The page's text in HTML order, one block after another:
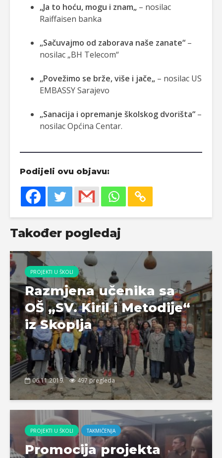
„Ja to hoću, mogu i znam„ – nosilac
Raiffaisen banka
„Sačuvajmo od zaborava naše zanate“ –
nosilac „BH Telecom“
„Povežimo se brže, više i jače„ – nosilac US
EMBASSY Sarajevo
„Sanacija i opremanje školskog dvorišta“ –
nosilac Općina Centar.
Podijeli ovu objavu:
Također pogledaj
PROJEKTI U ŠKOLI
Razmjena učenika sa
OŠ „SV. Kiril i Metodije“
iz Skoplja
06.11.2019. 497 pregleda
PROJEKTI U ŠKOLI TAKMIČENJA
Promocija projekta